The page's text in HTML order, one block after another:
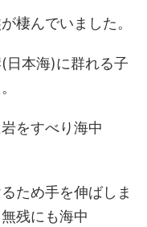
棲んでいました。
日本海)に群れる子
をすべり海中
ため手を伸ばしま
残にも海中